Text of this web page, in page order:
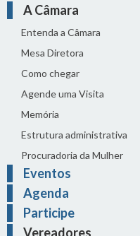
A Câmara
Entenda a Câmara
Mesa Diretora
Como chegar
Agende uma Visita
Memória
Estrutura administrativa
Procuradoria da Mulher
Eventos
Agenda
Participe
Vereadores